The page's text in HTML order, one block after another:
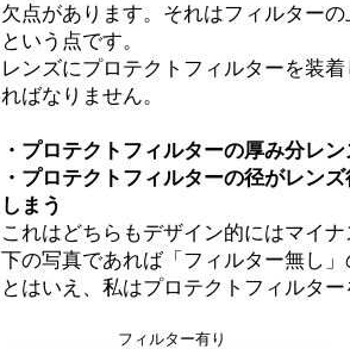
欠点があります。それはフィルター
という点です。
レンズにプロテクトフィルターを装
ればなりません。
・プロテクトフィルターの厚み分レ
・プロテクトフィルターの径がレン
しまう
これはどちらもデザイン的にはマイ
下の写真であれば「フィルター無し
とはいえ、私はプロテクトフィルタ
フィルター有り